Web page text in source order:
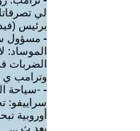
لي
برئيس
- مسؤول
الموساد:
الضربات
وترامب ي
- -سياحة
سراييفو:
أوروبية
بعد ث ...